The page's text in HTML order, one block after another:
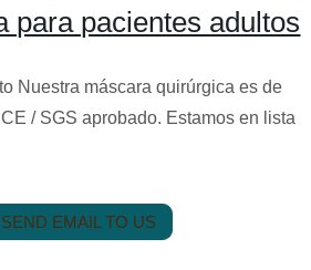
para pacientes adultos
Nuestra máscara quirúrgica es de
/ SGS aprobado. Estamos en lista
SEND EMAIL TO US